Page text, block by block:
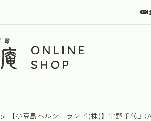
【小豆島ヘルシーランド(株)】宇野千代